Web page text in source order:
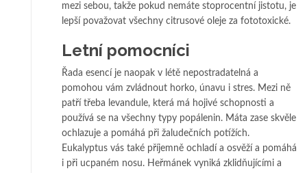
mezi sebou, takže pokud nemáte stoprocentní jistotu, je
lepší považovat všechny citrusové oleje za fototoxické.
Letní pomocníci
Řada esencí je naopak v létě nepostradatelná a
pomohou vám zvládnout horko, únavu i stres. Mezi ně
patří třeba levandule, která má hojivé schopnosti a
používá se na všechny typy popálenin. Máta zase skvěle
ochlazuje a pomáhá při žaludečních potížích.
Eukalyptus vás také příjemně ochladí a osvěží a pomáhá
i při ucpaném nosu. Heřmánek vyniká zklidňujícími a